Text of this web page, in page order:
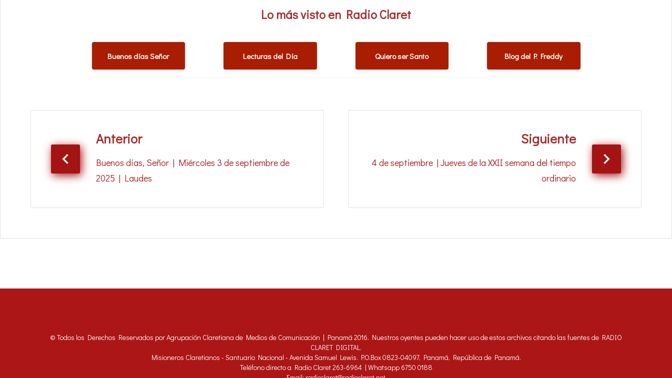
Lo más visto en Radio Claret
Buenos días Señor Lecturas del Día Quiero ser Santo Blog del P. Freddy
Anterior
Buenos días, Señor | Miércoles 3 de septiembre de
2025 | Laudes
Siguiente
4 de septiembre | Jueves de la XXII semana del tiempo
ordinario
© Todos los Derechos Reservados por Agrupación Claretiana de Medios de Comunicación | Panamá 2016. Nuestros oyentes pueden hacer uso de estos archivos citando las fuentes de RADIO
CLARET DIGITAL.
Misioneros Claretianos - Santuario Nacional - Avenida Samuel Lewis. P.O.Box 0823-04097, Panamá, República de Panamá.
Teléfono directo a Radio Claret 263-6964 | Whatsapp 6750 0188